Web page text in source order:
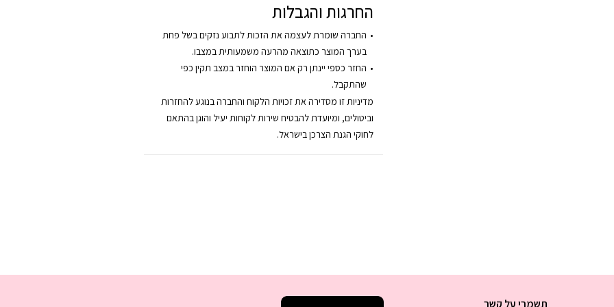
החרגות והגבלות
החברה שומרת לעצמה את הזכות לתבוע נזקים בשל פחת
בערך המוצר כתוצאה מהרעה משמעותית במצבו.
החזר כספי יינתן רק אם המוצר הוחזר במצב תקין כפי
שהתקבל.
מדיניות זו מסדירה את זכויות הלקוח והחברה בנוגע להחזרות
וביטולים, ומיועדת להבטיח שירות לקוחות יעיל והוגן בהתאם
לחוקי הגנת הצרכן בישראל.
תשמרי על קשר